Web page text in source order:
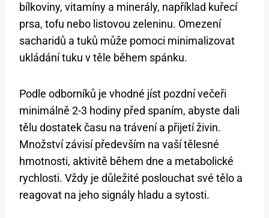
bílkoviny, vitamíny a minerály, například kuřecí
prsa, tofu nebo listovou zeleninu. Omezení
sacharidů a tuků může pomoci minimalizovat
ukládání tuku v těle během spánku.
Podle odborníků je vhodné jíst pozdní večeři
minimálně 2-3 hodiny před spaním, abyste dali
tělu dostatek času na trávení a přijetí živin.
Množství závisí především na vaší tělesné
hmotnosti, aktivitě během dne a metabolické
rychlosti. Vždy je důležité poslouchat své tělo a
reagovat na jeho signály hladu a sytosti.